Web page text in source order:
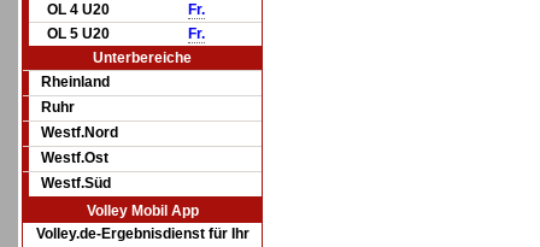
OL 4 U20
Fr.
OL 5 U20
Fr.
Unterbereiche
Rheinland
Ruhr
Westf.Nord
Westf.Ost
Westf.Süd
Volley Mobil App
Volley.de-Ergebnisdienst für Ihr